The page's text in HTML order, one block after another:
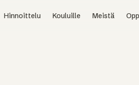
Hinnoittelu Kouluille Meistä